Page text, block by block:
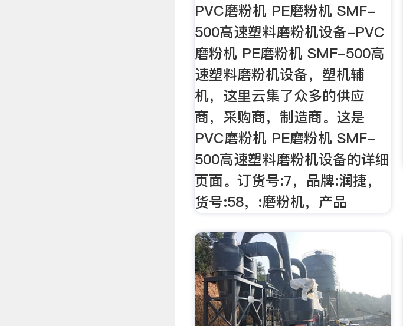
PVC磨粉机 PE磨粉机 SMF-
500高速塑料磨粉机设备-PVC
磨粉机 PE磨粉机 SMF-500高
速塑料磨粉机设备，塑机辅
机，这里云集了众多的供应
商，采购商，制造商。这是
PVC磨粉机 PE磨粉机 SMF-
500高速塑料磨粉机设备的详细
页面。订货号:7，品牌:润捷，
货号:58，:磨粉机，产品